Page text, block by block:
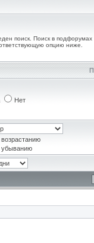
поиск. Поиск в подфорумах
опцию ниже.
Нет
возрастанию
убыванию